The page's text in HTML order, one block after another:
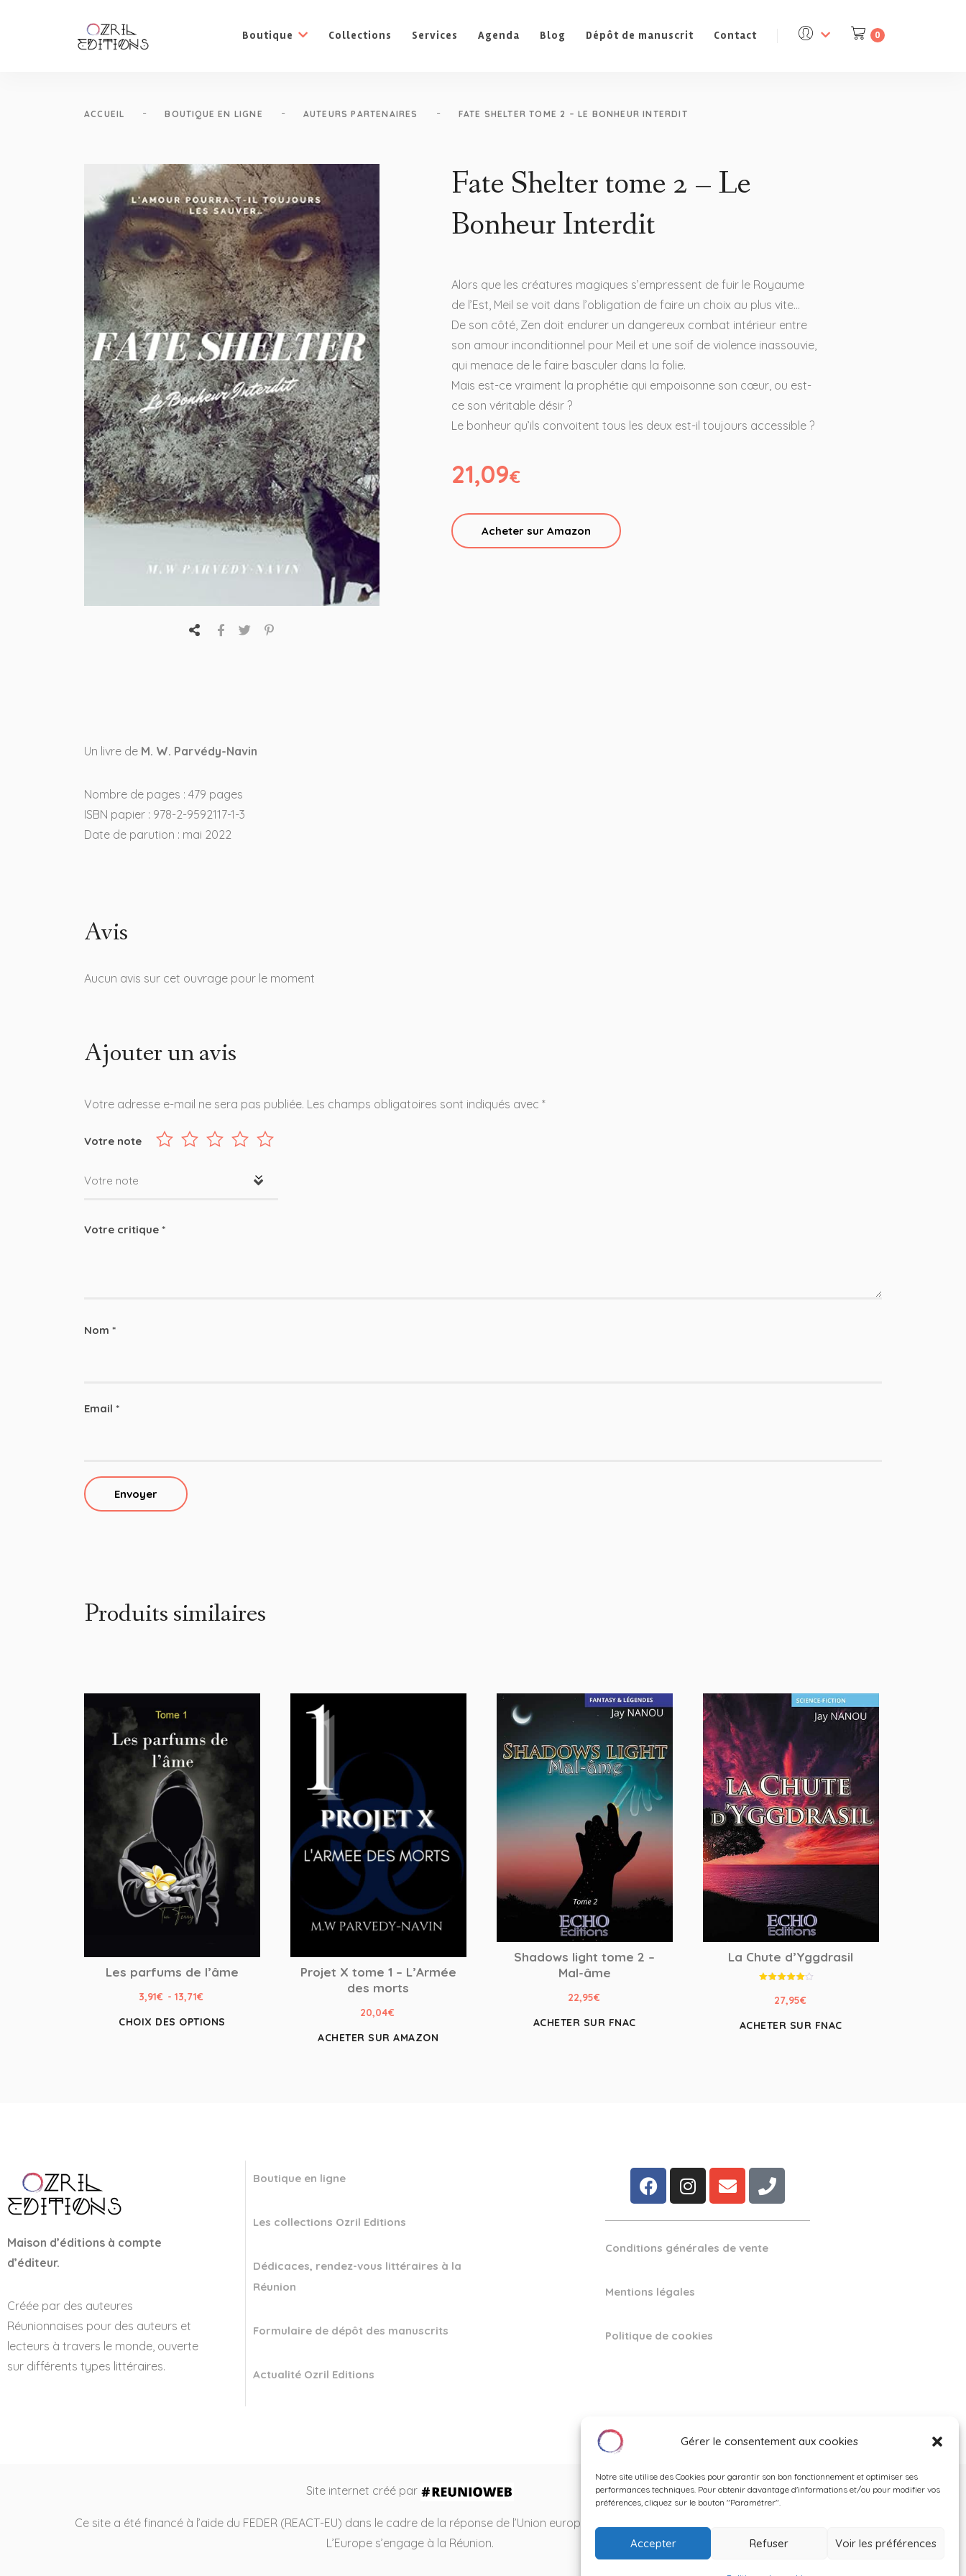
Gérer le consentement aux cookies
Notre site utilise des Cookies pour garantir son bon fonctionnement et optimiser ses
performances techniques. Pour obtenir davantage d'informations et/ou pour modifier vos
préférences, cliquez sur le bouton "Paramétrer".
Accepter Refuser Voir les préférences
Boutique Collections Services Agenda Blog Dépôt de manuscrit Contact 0
ACCUEIL - BOUTIQUE EN LIGNE - AUTEURS PARTENAIRES - FATE SHELTER TOME 2 – LE BONHEUR INTERDIT
Fate Shelter tome 2 – Le
Bonheur Interdit
Alors que les créatures magiques s’empressent de fuir le Royaume
de l’Est, Meil se voit dans l’obligation de faire un choix au plus vite…
De son côté, Zen doit endurer un dangereux combat intérieur entre
son amour inconditionnel pour Meil et une soif de violence inassouvie,
qui menace de le faire basculer dans la folie.
Mais est-ce vraiment la prophétie qui empoisonne son cœur, ou est-
ce son véritable désir ?
Le bonheur qu’ils convoitent tous les deux est-il toujours accessible ?
21,09€
Acheter sur Amazon
Un livre de M. W. Parvédy-Navin
Nombre de pages : 479 pages
ISBN papier : 978-2-9592117-1-3
Date de parution : mai 2022
Avis
Aucun avis sur cet ouvrage pour le moment
Ajouter un avis
Votre adresse e-mail ne sera pas publiée. Les champs obligatoires sont indiqués avec *
Votre note
Votre note
Votre critique *
Nom *
Email *
Produits similaires
Les parfums de l’âme
3,91€ -13,71€
CHOIX DES OPTIONS
Projet X tome 1 – L’Armée
des morts
20,04€
ACHETER SUR AMAZON
Shadows light tome 2 –
Mal-âme
22,95€
ACHETER SUR FNAC
La Chute d’Yggdrasil
4.50
sur 5
27,95€
ACHETER SUR FNAC
Maison d’éditions à compte
d’éditeur.
Créée par des auteures
Réunionnaises pour des auteurs et
lecteurs à travers le monde, ouverte
sur différents types littéraires.
Boutique en ligne
Les collections Ozril Editions
Dédicaces, rendez-vous littéraires à la
Réunion
Formulaire de dépôt des manuscrits
Actualité Ozril Editions
Conditions générales de vente
Mentions légales
Politique de cookies
Site internet créé par
Ce site a été financé à l’aide du FEDER (REACT-EU) dans le cadre de la réponse de l’Union européenne à la pandémie COVID-19.
L’Europe s’engage à la Réunion.